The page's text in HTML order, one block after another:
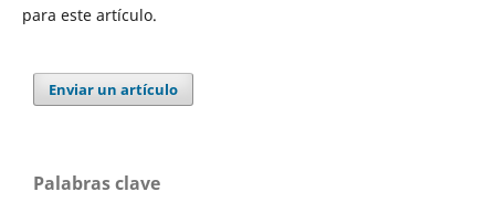
para este artículo.
Enviar un artículo
Palabras clave